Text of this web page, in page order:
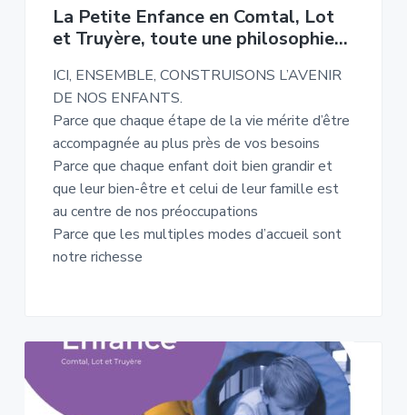
La Petite Enfance en Comtal, Lot
et Truyère, toute une philosophie…
ICI, ENSEMBLE, CONSTRUISONS L’AVENIR
DE NOS ENFANTS.
Parce que chaque étape de la vie mérite d’être
accompagnée au plus près de vos besoins
Parce que chaque enfant doit bien grandir et
que leur bien-être et celui de leur famille est
au centre de nos préoccupations
Parce que les multiples modes d’accueil sont
notre richesse